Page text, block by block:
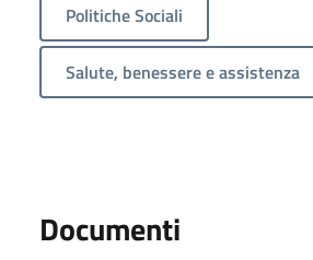
Politiche Sociali
Salute, benessere e assistenza
Documenti